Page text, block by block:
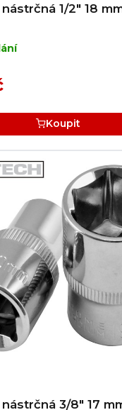
1/2" 18
Koupit
3/8" 17